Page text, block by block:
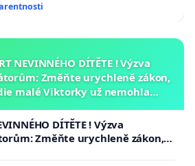
NEVINNÉHO DÍTĚTE ! Výzva
Změňte urychleně zákon,
malé Viktorky už nemohla
DÍTĚTE ! Výzva
Změňte urychleně zákon,
Viktorky už nemohla opakovat!